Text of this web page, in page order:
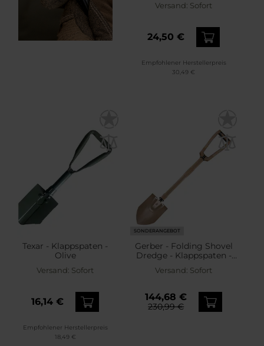
Versand: Sofort
24,50 €
Empfohlener Herstellerpreis
30,49 €
Texar - Klappspaten -
Olive
Versand: Sofort
16,14 €
Empfohlener Herstellerpreis
18,49 €
SONDERANGEBOT
Gerber - Folding Shovel
Dredge - Klappspaten -
Versand: Sofort
144,68 €
230,99 €